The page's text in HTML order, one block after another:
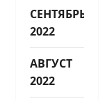
СЕНТЯБРЬ
2022
АВГУСТ
2022